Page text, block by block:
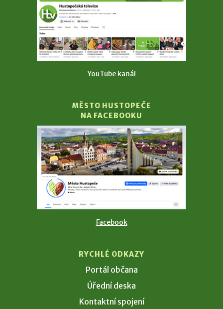
YouTube kanál
MĚSTO HUSTOPEČE
NA FACEBOOKU
Facebook
RYCHLÉ ODKAZY
Portál občana
Úřední deska
Kontaktní spojení